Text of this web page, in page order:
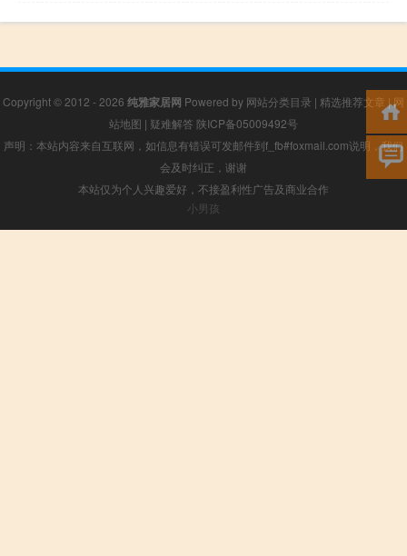
Copyright © 2012 - 2026 纯雅家居网 Powered by 网站分类目录 | 精选推荐文章 |网
站地图 | 疑难解答 陕ICP备05009492号
声明：本站内容来自互联网，如信息有错误可发邮件到f_fb#foxmail.com说明，我们
会及时纠正，谢谢
本站仅为个人兴趣爱好，不接盈利性广告及商业合作
小男孩